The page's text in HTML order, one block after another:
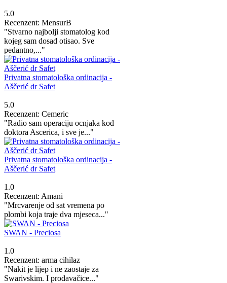
5.0
Recenzent: MensurB
"Stvarno najbolji stomatolog kod
kojeg sam dosad otisao. Sve
pedantno,..."
Privatna stomatološka ordinacija -
Aščerić dr Safet
5.0
Recenzent: Cemeric
"Radio sam operaciju ocnjaka kod
doktora Ascerica, i sve je..."
Privatna stomatološka ordinacija -
Aščerić dr Safet
1.0
Recenzent: Amani
"Mrcvarenje od sat vremena po
plombi koja traje dva mjeseca..."
SWAN - Preciosa
1.0
Recenzent: arma cihilaz
"Nakit je lijep i ne zaostaje za
Swarivskim. I prodavačice..."